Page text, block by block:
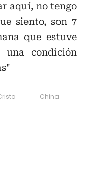
aquí, no tengo
siento, son 7
que estuve
condición
China